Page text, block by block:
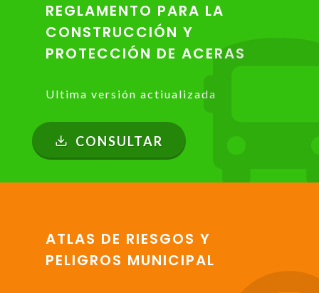
REGLAMENTO PARA LA
CONSTRUCCIÓN Y
PROTECCIÓN DE ACERAS
Ultima versión actiualizada
CONSULTAR
ATLAS DE RIESGOS Y
PELIGROS MUNICIPAL